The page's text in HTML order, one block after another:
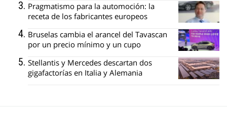
Pragmatismo para la automoción: la
receta de los fabricantes europeos
Bruselas cambia el arancel del Tavascan
por un precio mínimo y un cupo
Stellantis y Mercedes descartan dos
gigafactorías en Italia y Alemania